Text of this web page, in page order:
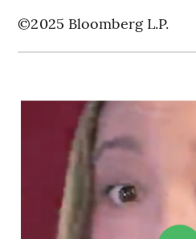
©2025 Bloomberg L.P.